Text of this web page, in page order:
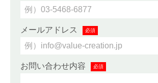
メールアドレス 必須
お問い合わせ内容 必須